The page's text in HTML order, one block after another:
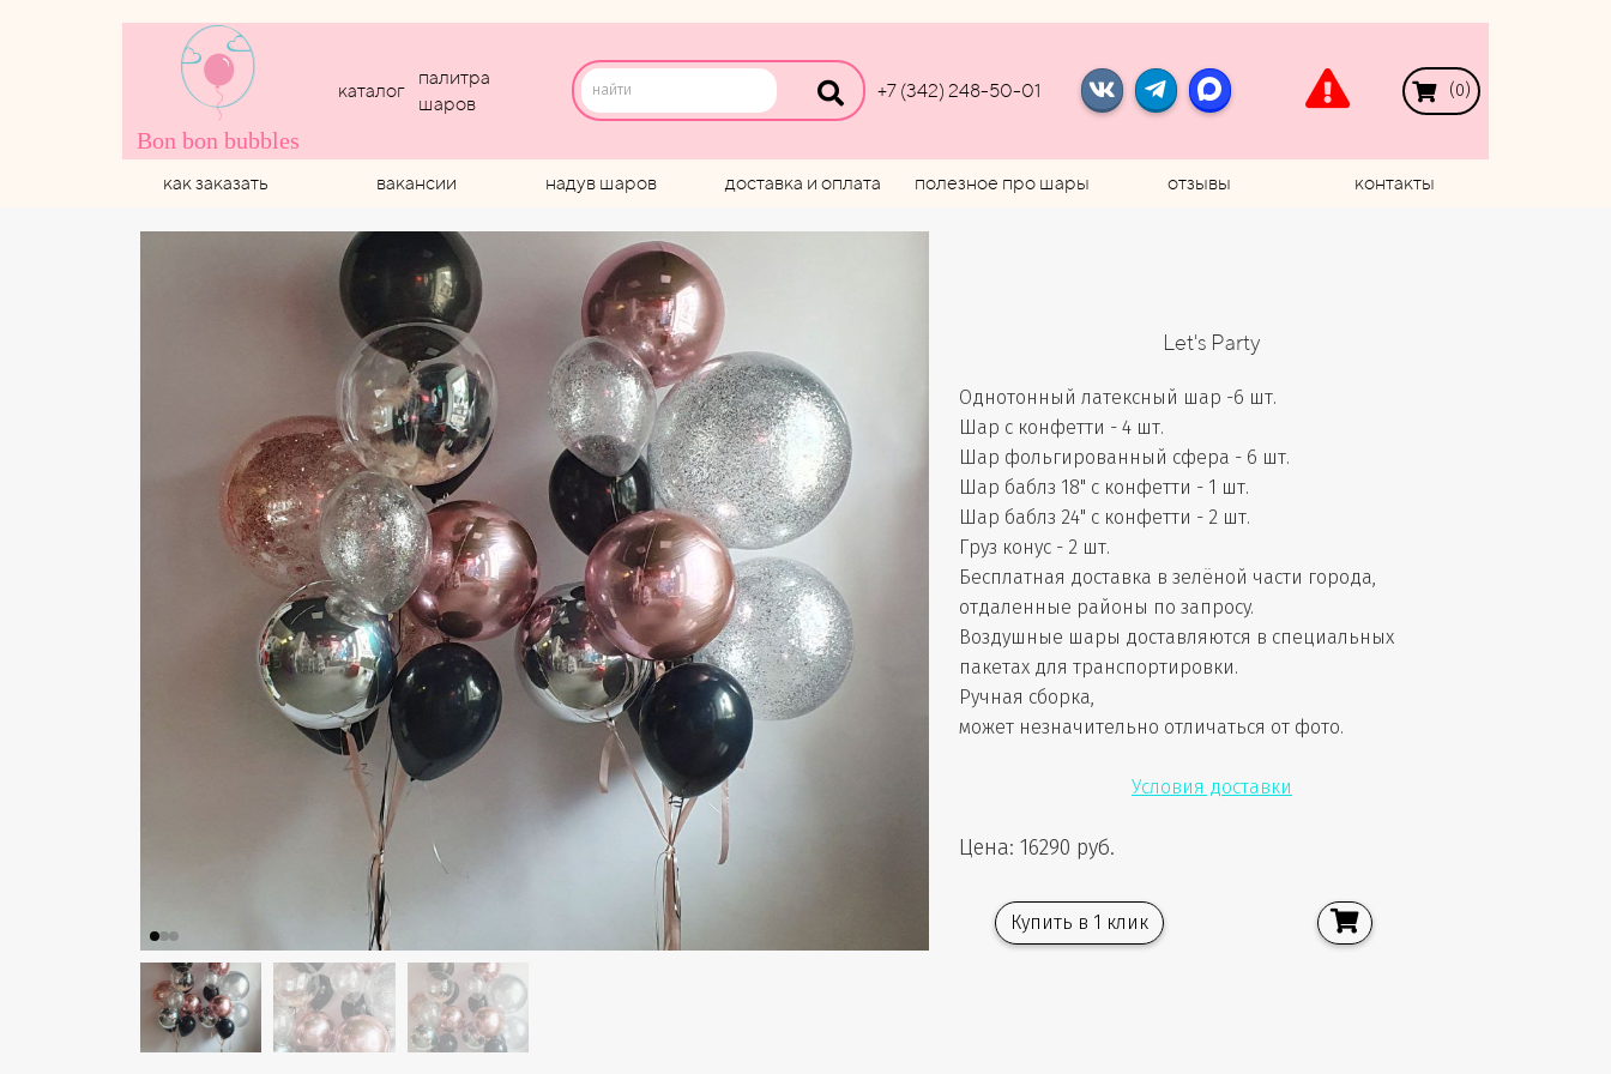
Bon bon bubbles
каталог
палитра
шаров
+7 (342) 248-50-01 ( 0 )
как заказать вакансии надув шаров доставка и оплата полезное про шары отзывы контакты
Let's Party
Однотонный латексный шар -6 шт.
Шар с конфетти - 4 шт.
Шар фольгированный сфера - 6 шт.
Шар баблз 18" с конфетти - 1 шт.
Шар баблз 24" с конфетти - 2 шт.
Груз конус - 2 шт.
Бесплатная доставка в зелёной части города,
отдаленные районы по запросу.
Воздушные шары доставляются в специальных
пакетах для транспортировки.
Ручная сборка,
может незначительно отличаться от фото.
Условия доставки
Цена: 16290 руб.
Купить в 1 клик